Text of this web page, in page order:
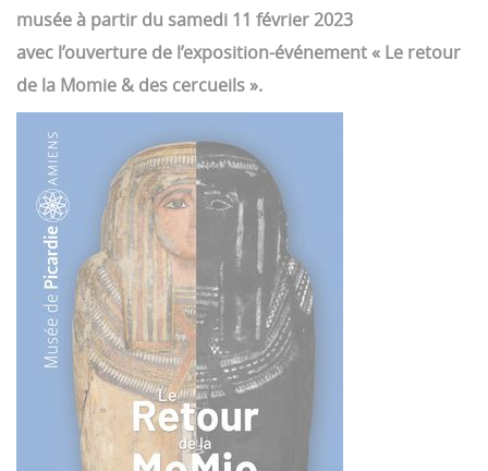
musée à partir du samedi 11 février 2023
avec l’ouverture de l’exposition-événement « Le retour
de la Momie & des cercueils ».